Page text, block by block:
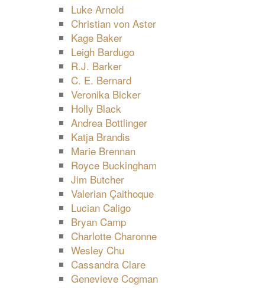
Luke Arnold
Christian von Aster
Kage Baker
Leigh Bardugo
R.J. Barker
C. E. Bernard
Veronika Bicker
Holly Black
Andrea Bottlinger
Katja Brandis
Marie Brennan
Royce Buckingham
Jim Butcher
Valerian Çaithoque
Lucian Caligo
Bryan Camp
Charlotte Charonne
Wesley Chu
Cassandra Clare
Genevieve Cogman